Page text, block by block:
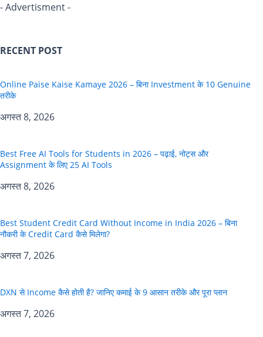
- Advertisment -
RECENT POST
Online Paise Kaise Kamaye 2026 – बिना Investment के 10 Genuine
तरीके
अगस्त 8, 2026
Best Free AI Tools for Students in 2026 – पढ़ाई, नोट्स और
Assignment के लिए 25 AI Tools
अगस्त 8, 2026
Best Student Credit Card Without Income in India 2026 – बिना
नौकरी के Credit Card कैसे मिलेगा?
अगस्त 7, 2026
DXN से Income कैसे होती है? जानिए कमाई के 9 आसान तरीके और पूरा प्लान
अगस्त 7, 2026